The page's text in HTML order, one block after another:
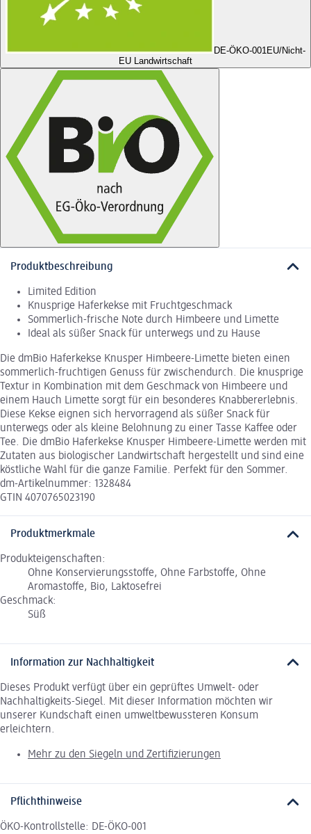
DE-ÖKO-001EU/Nicht-
EU Landwirtschaft
Produktbeschreibung
Limited Edition
Knusprige Haferkekse mit Fruchtgeschmack
Sommerlich-frische Note durch Himbeere und Limette
Ideal als süßer Snack für unterwegs und zu Hause
Die dmBio Haferkekse Knusper Himbeere-Limette bieten einen
sommerlich-fruchtigen Genuss für zwischendurch. Die knusprige
Textur in Kombination mit dem Geschmack von Himbeere und
einem Hauch Limette sorgt für ein besonderes Knabbererlebnis.
Diese Kekse eignen sich hervorragend als süßer Snack für
unterwegs oder als kleine Belohnung zu einer Tasse Kaffee oder
Tee. Die dmBio Haferkekse Knusper Himbeere-Limette werden mit
Zutaten aus biologischer Landwirtschaft hergestellt und sind eine
köstliche Wahl für die ganze Familie. Perfekt für den Sommer.
dm-Artikelnummer: 1328484
GTIN 4070765023190
Produktmerkmale
Produkteigenschaften:
Ohne Konservierungsstoffe, Ohne Farbstoffe, Ohne
Aromastoffe, Bio, Laktosefrei
Geschmack:
Süß
Information zur Nachhaltigkeit
Dieses Produkt verfügt über ein geprüftes Umwelt- oder
Nachhaltigkeits-Siegel. Mit dieser Information möchten wir
unserer Kundschaft einen umweltbewussteren Konsum
erleichtern.
Mehr zu den Siegeln und Zertifizierungen
Pflichthinweise
ÖKO-Kontrollstelle: DE-ÖKO-001